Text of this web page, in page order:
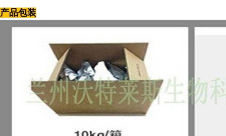
产品包装